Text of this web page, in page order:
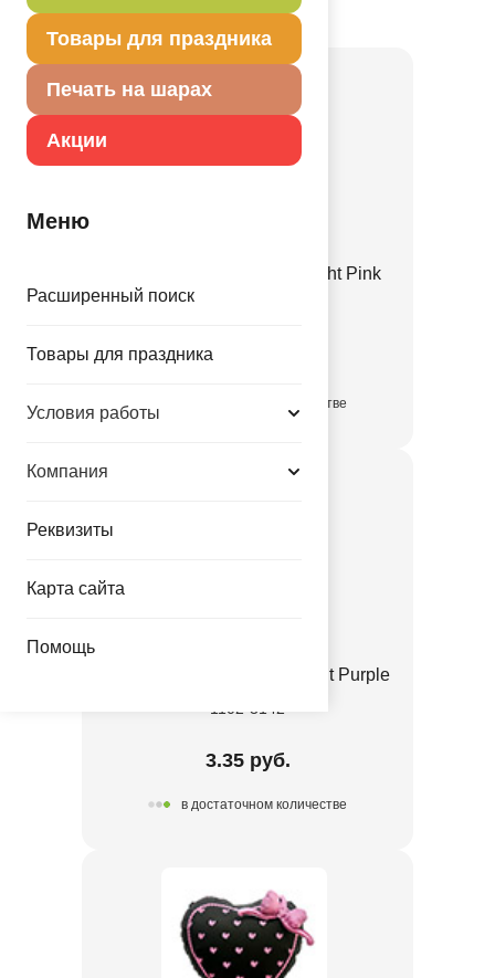
Товары для праздника
Печать на шарах
Акции
Меню
Расширенный поиск
Товары для праздника
Условия работы
Компания
Реквизиты
Карта сайта
Помощь
Товар из коллекцииРозовая
Е 12" Пастель Retro Twilight Pink
3.35 руб.
в достаточном количестве
Е 12" Пастель Retro Twilight Purple
1102-3142
3.35 руб.
в достаточном количестве